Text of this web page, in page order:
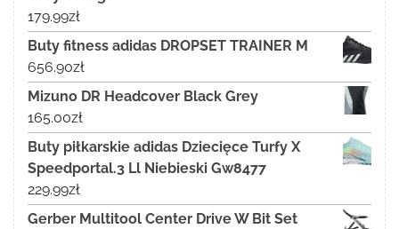
179.99zł
Buty fitness adidas DROPSET TRAINER M
656.90zł
Mizuno DR Headcover Black Grey
165.00zł
Buty piłkarskie adidas Dziecięce Turfy X
Speedportal.3 Ll Niebieski Gw8477
229.99zł
Gerber Multitool Center Drive W Bit Set